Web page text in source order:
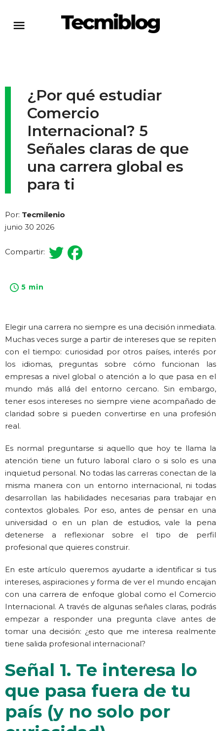
¿Por qué estudiar
Comercio
Internacional? 5
Señales claras de que
una carrera global es
para ti
Por: Tecmilenio
junio 30 2026
Compartir:
5 min
Elegir una carrera no siempre es una decisión inmediata.
Muchas veces surge a partir de intereses que se repiten
con el tiempo: curiosidad por otros países, interés por
los idiomas, preguntas sobre cómo funcionan las
empresas a nivel global o atención a lo que pasa en el
mundo más allá del entorno cercano. Sin embargo,
tener esos intereses no siempre viene acompañado de
claridad sobre si pueden convertirse en una profesión
real.
Es normal preguntarse si aquello que hoy te llama la
atención tiene un futuro laboral claro o si solo es una
inquietud personal. No todas las carreras conectan de la
misma manera con un entorno internacional, ni todas
desarrollan las habilidades necesarias para trabajar en
contextos globales. Por eso, antes de pensar en una
universidad o en un plan de estudios, vale la pena
detenerse a reflexionar sobre el tipo de perfil
profesional que quieres construir.
En este artículo queremos ayudarte a identificar si tus
intereses, aspiraciones y forma de ver el mundo encajan
con una carrera de enfoque global como el Comercio
Internacional. A través de algunas señales claras, podrás
empezar a responder una pregunta clave antes de
tomar una decisión: ¿esto que me interesa realmente
tiene salida profesional internacional?
Señal 1. Te interesa lo
que pasa fuera de tu
país (y no solo por